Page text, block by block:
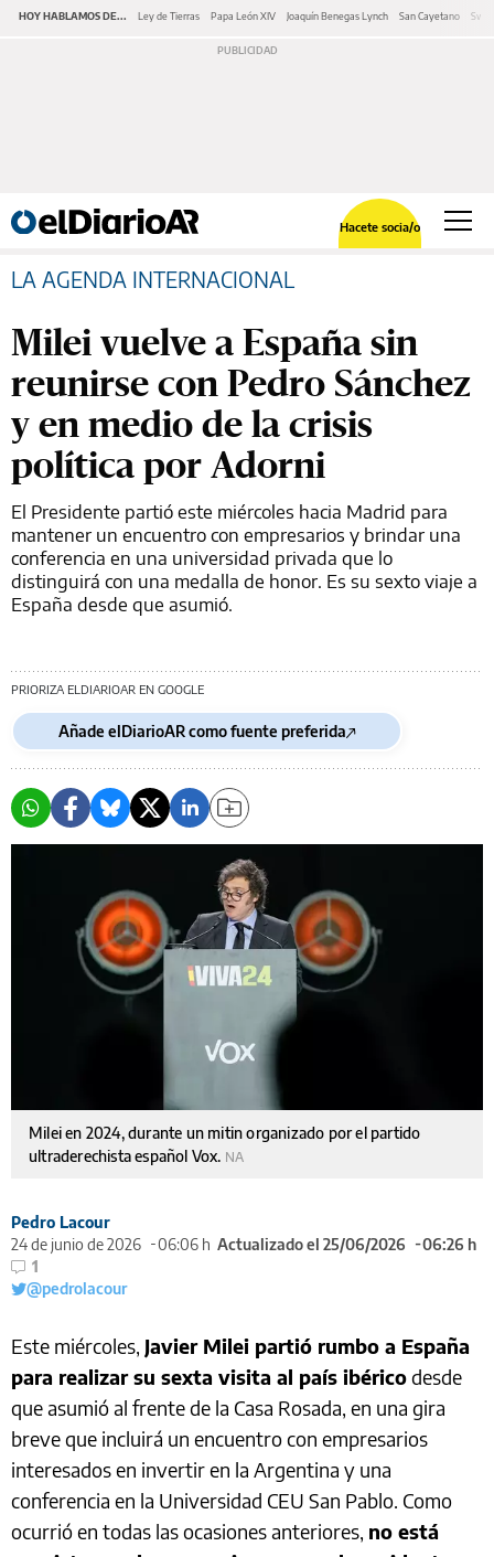
HOY HABLAMOS DE... Ley de Tierras Papa León XIV Joaquín Benegas Lynch San Cayetano
Hacete socia/o
LA AGENDA INTERNACIONAL
Milei vuelve a España sin
reunirse con Pedro Sánchez
y en medio de la crisis
política por Adorni
El Presidente partió este miércoles hacia Madrid para
mantener un encuentro con empresarios y brindar una
conferencia en una universidad privada que lo
distinguirá con una medalla de honor. Es su sexto viaje a
España desde que asumió.
PRIORIZA ELDIARIOAR EN GOOGLE
Añade elDiarioAR como fuente preferida
Milei en 2024, durante un mitin organizado por el partido
ultraderechista español Vox. NA
Pedro Lacour
24 de junio de 2026
06:06 h Actualizado el 25/06/2026
06:26 h
1
@pedrolacour
Este miércoles, Javier Milei partió rumbo a España
para realizar su sexta visita al país ibéricodesde
que asumió al frente de la Casa Rosada, en una gira
breve que incluirá un encuentro con empresarios
interesados en invertir en la Argentina y una
conferencia en la Universidad CEU San Pablo. Como
ocurrió en todas las ocasiones anteriores, no está